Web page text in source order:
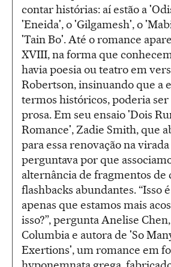
contar histórias: aí estão a
'Eneida', o 'Gilgamesh', o
'Tain Bo'. Até o romance
XVIII, na forma que
havia poesia ou teatro em
Robertson, insinuando que a
termos históricos, poderia
prosa. Em seu ensaio 'Dois
Romance', Zadie Smith, que
para essa renovação na
perguntava por que
alternância de fragmentos de
flashbacks abundantes. “Isso
apenas que estamos mais
isso?”, pergunta Anelise
Columbia e autora de 'So
Exertions', um romance em